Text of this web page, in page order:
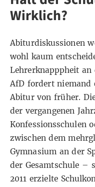
Wirklich?
Abiturdiskussionen
wohl kaum
Lehrerknapppheit an
AfD fordert niemand
Abitur von früher.
der vergangenen
Konfessionsschulen
zwischen dem
Gymnasium an der
der Gesamtschule –
2011 erzielte